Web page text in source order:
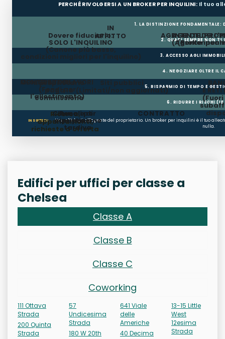
PERCHÉ RIVOLGERSI A UN BROKER PER INQUILINI: Il tuo
1. LA DISTINZIONE FONDAMENTALE:
AGENTE DEL
(Agente
IN
AFFITTO
AGENTE
(Broker per
Dovere fiduciario:
SOLO L'INQUILINO
(Canone più basso,
condizioni migliori per l'inquilino)
2. QUASI SEMPRE NON TI
3. ACCESSO AGLI
4. NEGOZIARE OLTRE IL
Il proprietario
paga la
commissione
Siti pubblici
(Limitati/non aggiornati) E RETI
MESI GRATUITI
CONTRIBUTO LAVORI
(Fondi per
l'allestimento)
5. RISPARMIO DI TEMPO E
6. RIDURRE I RISCHI
Ricerca,
appuntamenti,
richieste d'offerta
Clausole di
ripristino
Penali per
occupazione
tardiva
CONTRATTO
IN SINTESI:
Non affidarti all'agente del proprietario. Un broker per inquilini è il tuo
nulla.
Edifici per uffici per classe a
Chelsea
Classe A
Classe B
Classe C
Coworking
111 Ottava
Strada
200 Quinta
Strada
57
Undicesima
Strada
180 W 20th
641 Viale
delle
Americhe
40 Decima
13-15 Little
West
12esima
Strada